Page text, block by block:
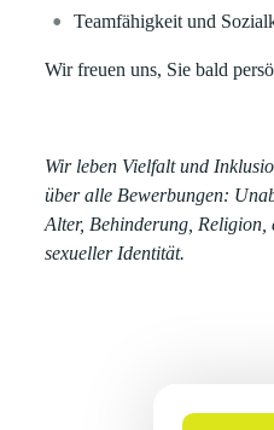
Teamfähigkeit und
Wir freuen uns, Sie bald
Wir leben Vielfalt und
über alle Bewerbungen:
Alter, Behinderung,
sexueller Identität.